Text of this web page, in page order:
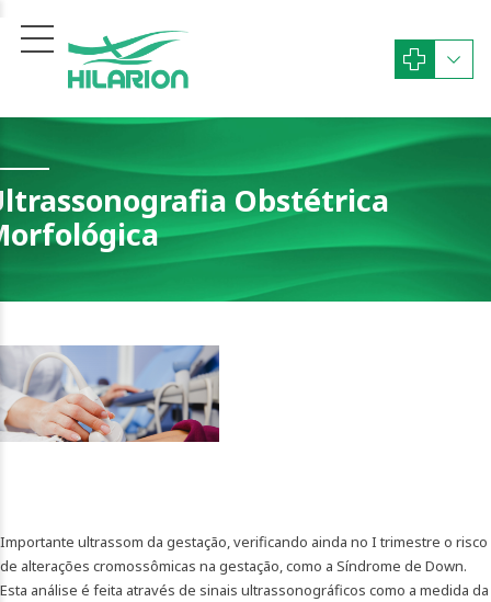
Obstétrica
Importante ultrassom da gestação, verificando ainda no I trimestre o risco
de alterações cromossômicas na gestação, como a Síndrome de Down.
Esta análise é feita através de sinais ultrassonográficos como a medida da